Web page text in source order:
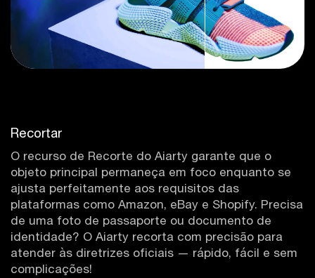
Recortar
O recurso de Recorte do Aiarty garante que o
objeto principal permaneça em foco enquanto se
ajusta perfeitamente aos requisitos das
plataformas como Amazon, eBay e Shopify. Precisa
de uma foto de passaporte ou documento de
identidade? O Aiarty recorta com precisão para
atender às diretrizes oficiais — rápido, fácil e sem
complicações!